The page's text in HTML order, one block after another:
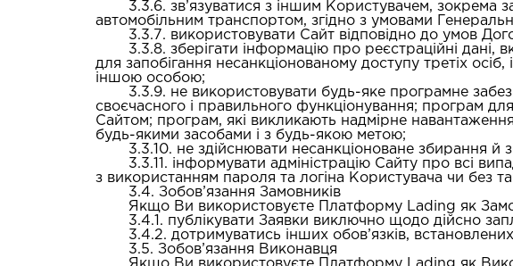
3.3.6. зв’язуватися з іншим Користувачем,
автомобільним транспортом, згідно з умовами
3.3.7. використовувати Сайт відповідно до умов
3.3.8. зберігати інформацію про реєстраційні дані,
для запобігання несанкціонованому доступу третіх
іншою особою;
3.3.9. не використовувати будь-яке програмне
своєчасного і правильного функціонування; програм
Сайтом; програм, які викликають надмірне
будь-якими засобами і з будь-якою метою;
3.3.10. не здійснювати несанкціоноване збирання й
3.3.11. інформувати адміністрацію Сайту про всі
з використанням пароля та логіна Користувача чи без
3.4. Зобов’язання Замовників
Якщо Ви використовуєте Платформу Lading як
3.4.1. публікувати Заявки виключно щодо дійсно
3.4.2. дотримуватись інших обов’язків,
3.5. Зобов’язання Виконавця